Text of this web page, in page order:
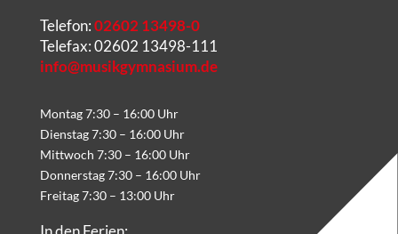
Telefon:02602 13498-0
Telefax: 02602 13498-111
info@musikgymnasium.de
Montag 7:30 – 16:00 Uhr
Dienstag 7:30 – 16:00 Uhr
Mittwoch 7:30 – 16:00 Uhr
Donnerstag 7:30 – 16:00 Uhr
Freitag 7:30 – 13:00 Uhr